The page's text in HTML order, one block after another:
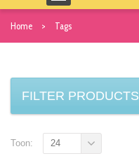
Home Tags
FILTER PRODUCTS
Toon: 24